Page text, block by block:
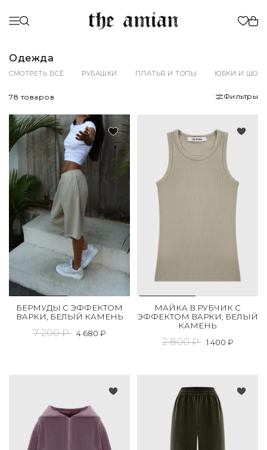
Одежда
СМОТРЕТЬ ВСЁ РУБАШКИ ПЛАТЬЯ И ТОПЫ ЮБКИ И
78 товаров Фильтры
БЕРМУДЫ С ЭФФЕКТОМ
ВАРКИ, БЕЛЫЙ КАМЕНЬ
7 200 ₽ 4 680 ₽
МАЙКА В РУБЧИК С
ЭФФЕКТОМ ВАРКИ, БЕЛЫЙ
КАМЕНЬ
2 800 ₽ 1 400 ₽